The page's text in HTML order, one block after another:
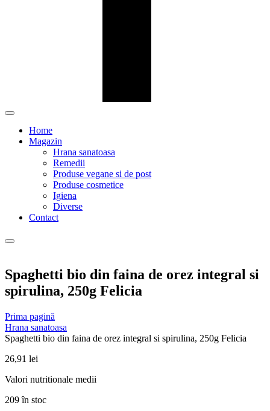
Home
Magazin
Hrana sanatoasa
Remedii
Produse vegane si de post
Produse cosmetice
Igiena
Diverse
Contact
Spaghetti bio din faina de orez integral si
spirulina, 250g Felicia
Prima pagină
Hrana sanatoasa
Spaghetti bio din faina de orez integral si spirulina, 250g Felicia
26,91 lei
Valori nutritionale medii
209 în stoc